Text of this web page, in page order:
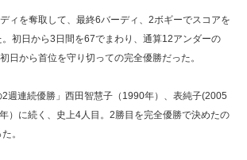
ィを奪取して、最終6バーディ、2ボギーでスコアを
初日から3日間を67でまわり、通算12アンダーの
日から首位を守り切っての完全優勝だった。
2週連続優勝」西田智慧子（1990年）、表純子(2005
）に続く、史上4人目。2勝目を完全優勝で決めたの
。